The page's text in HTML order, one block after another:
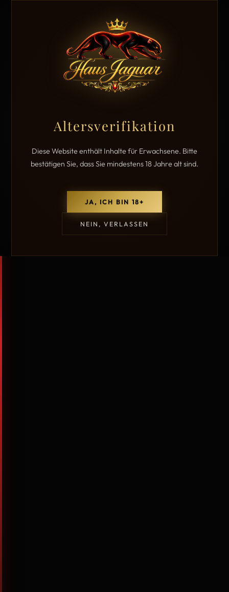
Altersverifikation
Diese Website enthält Inhalte für Erwachsene. Bitte
bestätigen Sie, dass Sie mindestens 18 Jahre alt sind.
JA, ICH BIN 18+
NEIN, VERLASSEN